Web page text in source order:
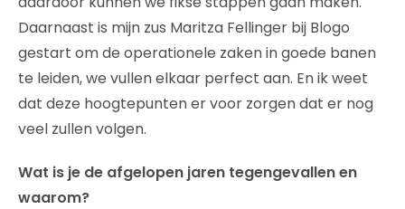
Daarnaast is mijn zus Maritza Fellinger bij Blogo
gestart om de operationele zaken in goede banen
te leiden, we vullen elkaar perfect aan. En ik weet
dat deze hoogtepunten er voor zorgen dat er nog
veel zullen volgen.
Wat is je de afgelopen jaren tegengevallen en
waarom?